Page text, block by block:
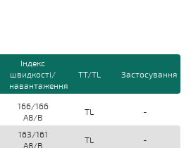
Індекс
швидкості/
навантаження
TT/TL Застосування
166/166
A8/B
TL -
163/161
A8/B
TL -